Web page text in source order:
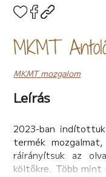
MKMT
MKMT mozgalom
Leírás
2023-ban
termék
ráirányítsuk az
költőkre. Több